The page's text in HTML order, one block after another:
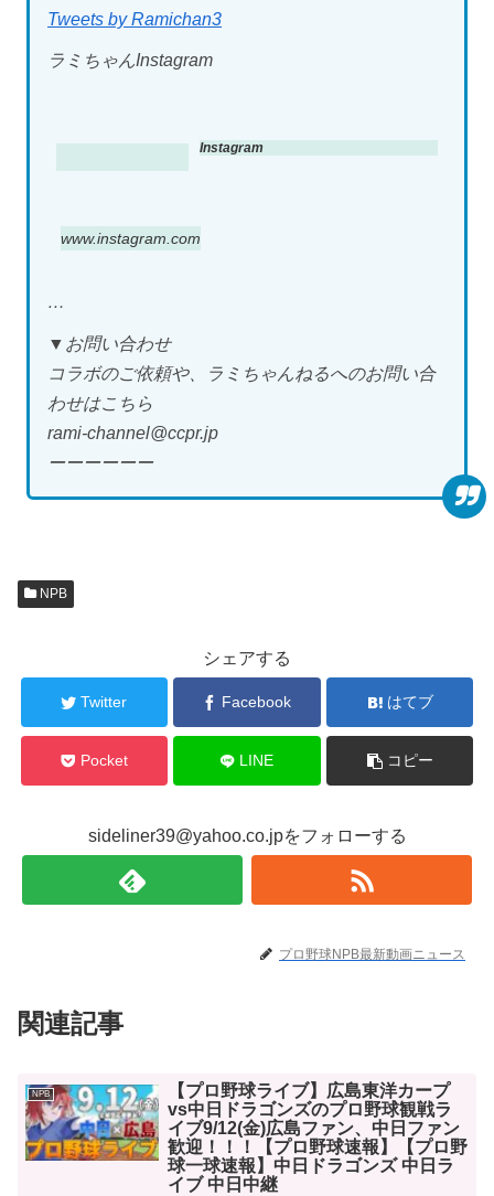
Tweets by Ramichan3
ラミちゃんInstagram
Instagram
www.instagram.com
​…
▼お問い合わせ
コラボのご依頼や、ラミちゃんねるへのお問い合
わせはこちら
rami-channel@ccpr.jp
ーーーーーー
NPB
シェアする
Twitter Facebook はてブ
Pocket LINE コピー
sideliner39@yahoo.co.jpをフォローする
プロ野球NPB最新動画ニュース
関連記事
NPB
【プロ野球ライブ】広島東洋カープ
vs中日ドラゴンズのプロ野球観戦ラ
イブ9/12(金)広島ファン、中日ファン
歓迎！！！【プロ野球速報】【プロ野
球一球速報】中日ドラゴンズ 中日ラ
イブ 中日中継